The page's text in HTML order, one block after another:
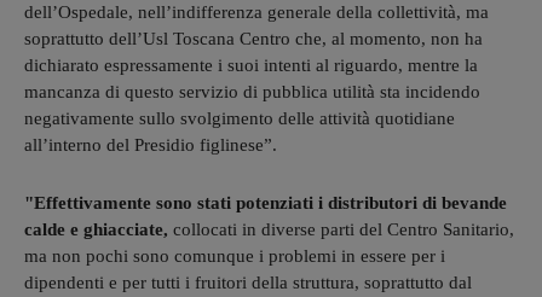
dell’Ospedale, nell’indifferenza generale della collettività, ma
soprattutto dell’Usl Toscana Centro che, al momento, non ha
dichiarato espressamente i suoi intenti al riguardo, mentre la
mancanza di questo servizio di pubblica utilità sta incidendo
negativamente sullo svolgimento delle attività quotidiane
all’interno del Presidio figlinese”.
"Effettivamente sono stati potenziati i distributori di bevande
calde e ghiacciate, collocati in diverse parti del Centro Sanitario,
ma non pochi sono comunque i problemi in essere per i
dipendenti e per tutti i fruitori della struttura, soprattutto dal